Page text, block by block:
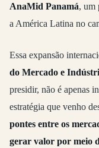
AnaMid Panamá, um
a América Latina no
Essa expansão
do Mercado e
presidir, não é apenas
estratégia que venho
pontes entre os
gerar valor por meio